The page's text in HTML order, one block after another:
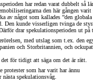
har redan varat dubbelt så
den här gången
av något som kallades ”den globala
Den kunde visserligen tvinga de
drar spekulationsperioden ut på
med utslag som t.ex. den
och Storbritannien, och
för tidigt att säga om det är rätt.
som har varit har ännu
spekulationsvåg.